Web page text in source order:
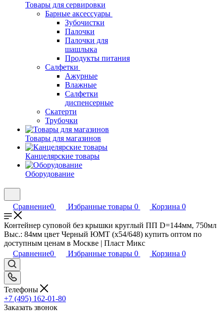
Товары для сервировки
Барные аксессуары
Зубочистки
Палочки
Палочки для
шашлыка
Продукты питания
Салфетки
Ажурные
Влажные
Салфетки
диспенсерные
Скатерти
Трубочки
Товары для магазинов
Канцелярские товары
Оборудование
Сравнение0 Избранные товары 0 Корзина 0
Контейнер суповой без крышки круглый ПП D=144мм, 750мл
Выс.: 84мм цвет Черный ЮМТ (х54/648) купить оптом по
доступным ценам в Москве | Пласт Микс
Сравнение0 Избранные товары 0 Корзина 0
Телефоны
+7 (495) 162-01-80
Заказать звонок